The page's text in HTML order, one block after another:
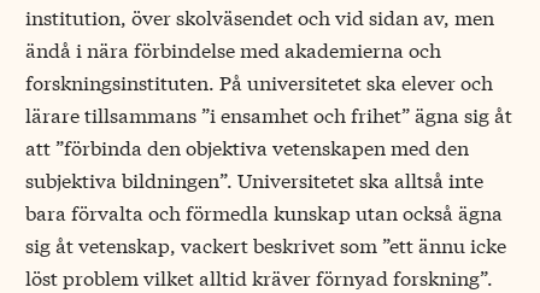
institution, över skolväsendet och vid sidan av, men
ändå i nära förbindelse med akademierna och
forskningsinstituten. På universitetet ska elever och
lärare tillsammans ”i ensamhet och frihet” ägna sig åt
att ”förbinda den objektiva vetenskapen med den
subjektiva bildningen”. Universitetet ska alltså inte
bara förvalta och förmedla kunskap utan också ägna
sig åt vetenskap, vackert beskrivet som ”ett ännu icke
löst problem vilket alltid kräver förnyad forskning”.